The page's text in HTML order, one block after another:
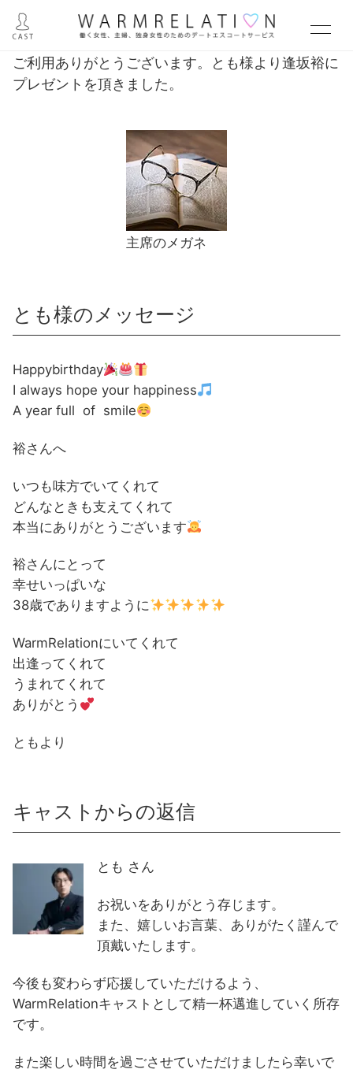
ご利用ありがとうございます。とも様より逢坂裕に
プレゼントを頂きました。
主席のメガネ
とも様のメッセージ
Happybirthday
I always hope your happiness
A year full of smile
裕さんへ
いつも味方でいてくれて
どんなときも支えてくれて
本当にありがとうございます
裕さんにとって
幸せいっぱいな
38歳でありますように
WarmRelationにいてくれて
出逢ってくれて
うまれてくれて
ありがとう
ともより
キャストからの返信
とも さん
お祝いをありがとう存じます。
また、嬉しいお言葉、ありがたく謹んで
頂戴いたします。
今後も変わらず応援していただけるよう、
WarmRelationキャストとして精一杯邁進していく所存
です。
また楽しい時間を過ごさせていただけましたら幸いで